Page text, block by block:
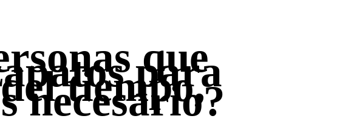
que
para
tiempo,
necesario?